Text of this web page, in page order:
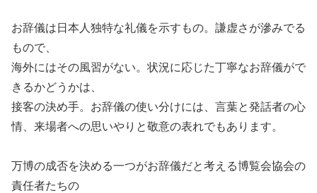
お辞儀は日本人独特な礼儀を示すもの。謙虚さが滲みでる
もので、
海外にはその風習がない。状況に応じた丁寧なお辞儀がで
きるかどうかは、
接客の決め手。お辞儀の使い分けには、言葉と発話者の心
情、来場者への思いやりと敬意の表れでもあります。
万博の成否を決める一つがお辞儀だと考える博覧会協会の
責任者たちの